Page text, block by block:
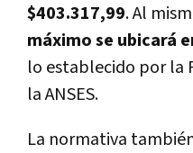
$403.317,99. Al
máximo se ubicará
lo establecido por la
la ANSES.
La normativa